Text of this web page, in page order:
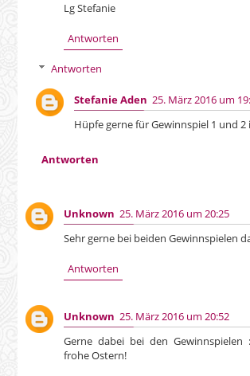
Lg Stefanie
Antworten
Antworten
Stefanie Aden 25. März 2016 um
Hüpfe gerne für Gewinnspiel 1 und
Antworten
Unknown 25. März 2016 um 20:25
Sehr gerne bei beiden Gewinnspielen
Antworten
Unknown 25. März 2016 um 20:52
Gerne dabei bei den Gewinnspielen
frohe Ostern!